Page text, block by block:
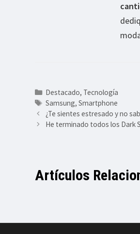
Categorías
Destacado, Tecnología
Etiquetas
Samsung,Smartphone
¿Te sientes estresado y no
He terminado todos los Dark
Artículos